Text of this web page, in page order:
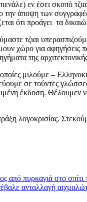
εν έσει σκοπό
την άποψη των
ότι προάγει τα
τζιαι
χώρο για
της
μιλούμε –
σε τούvτες
έκδοση. Θέλουμεν
λογοκρισίας.
από πυρκαγιά στο
ανταλλαγή